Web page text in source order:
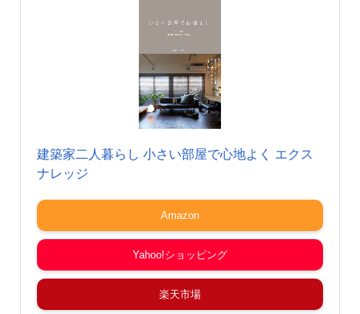
建築家二人暮らし 小さい部屋で心地よく エクス
ナレッジ
Amazon
Yahoo!ショッピング
楽天市場